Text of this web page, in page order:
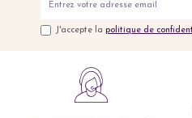
J'accepte la politique de